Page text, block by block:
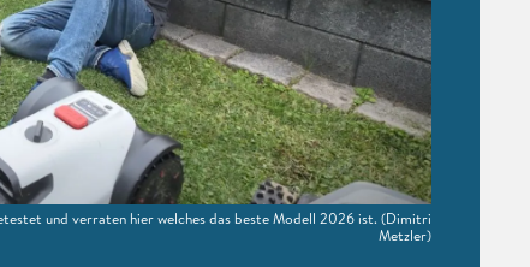
und verraten hier welches das beste Modell 2026 ist.(Dimitri
Metzler)